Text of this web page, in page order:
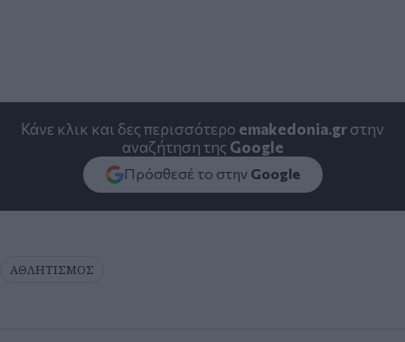
Κάνε κλικ και δες περισσότερο emakedonia.grστην
αναζήτηση της Google
Πρόσθεσέ το στην Google
ΑΘΛΗΤΙΣΜΟΣ